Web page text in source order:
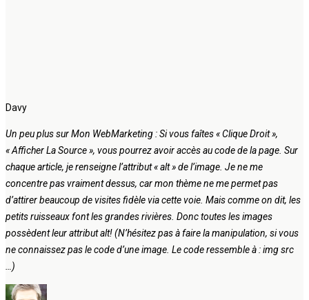
Davy
Un peu plus sur Mon WebMarketing : Si vous faîtes « Clique Droit »,
« Afficher La Source », vous pourrez avoir accès au code de la page. Sur
chaque article, je renseigne l’attribut « alt » de l’image. Je ne me
concentre pas vraiment dessus, car mon thème ne me permet pas
d’attirer beaucoup de visites fidèle via cette voie. Mais comme on dit, les
petits ruisseaux font les grandes rivières. Donc toutes les images
possèdent leur attribut alt! (N’hésitez pas à faire la manipulation, si vous
ne connaissez pas le code d’une image. Le code ressemble à : img src
…)